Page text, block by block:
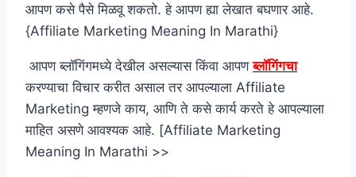
आपण कसे पैसे मिळवू शकतो. हे आपण ह्या लेखात बघणार आहे.
{Affiliate Marketing Meaning In Marathi}
आपण ब्लॉगिंगमध्ये देखील असल्यास किंवा आपणब्लॉगिंगचा
करण्याचा विचार करीत असाल तर आपल्याला Affiliate
Marketing म्हणजे काय, आणि ते कसे कार्य करते हे आपल्याला
माहित असणे आवश्यक आहे. [Affiliate Marketing
Meaning In Marathi >>